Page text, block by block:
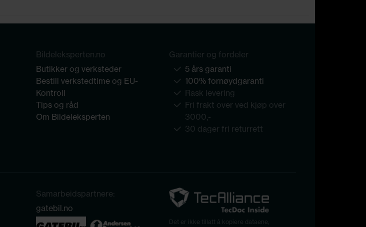
Bildeleksperten.no
Butikker og verksteder
Bestill verkstedtime og EU-
Kontroll
Tips og råd
Om Bildeleksperten
Garantier og fordeler
5 års garanti
100% fornøydgaranti
Rask levering
Fri frakt over ved kjøp over
3000,-
30 dager fri returrett
Samarbeidspartnere:
gatebil.no
Det er ikke tillatt å kopiere dataene,